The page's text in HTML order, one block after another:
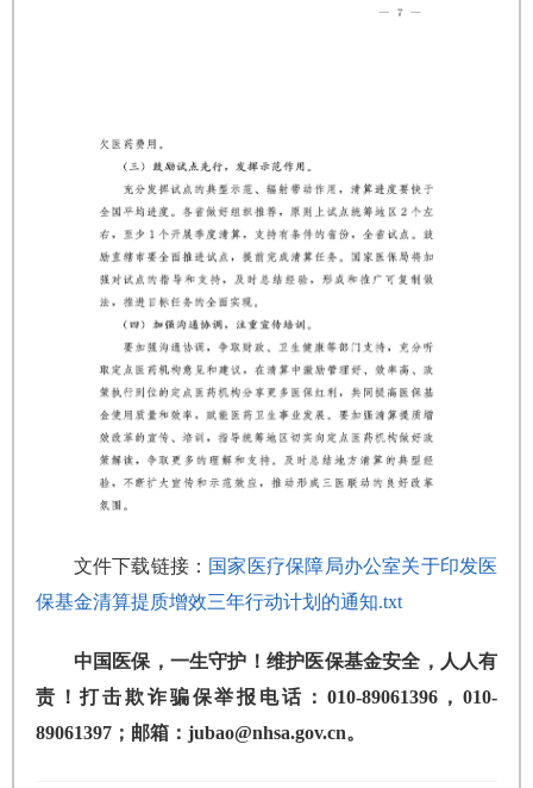
文件下载链接： 国家医疗保障局办公室关于印发医
保基金清算提质增效三年行动计划的通知.txt
中国医保，一生守护！维护医保基金安全，人人有
责！打击欺诈骗保举报电话：010-89061396，010-
89061397；邮箱：jubao@nhsa.gov.cn。